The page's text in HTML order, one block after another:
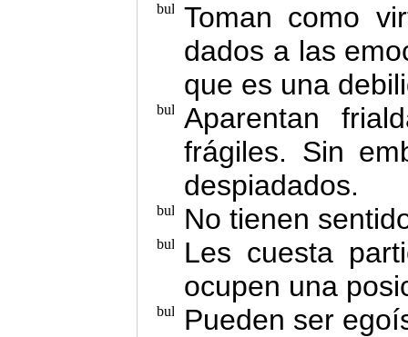
Toman como
dados a las
que es una
Aparentan
frágiles. Sin
despiadados.
No tienen
Les cuesta
ocupen una
Pueden ser